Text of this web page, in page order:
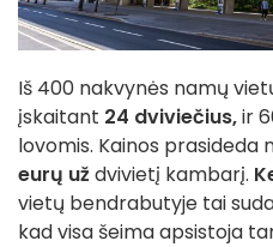
Iš 400 nakvynės namų
įskaitant 24 dviviečius,ir
lovomis. Kainos prasideda
eurų už dvivietį kambarį.
vietų bendrabutyje tai
kad visa šeima apsistoja